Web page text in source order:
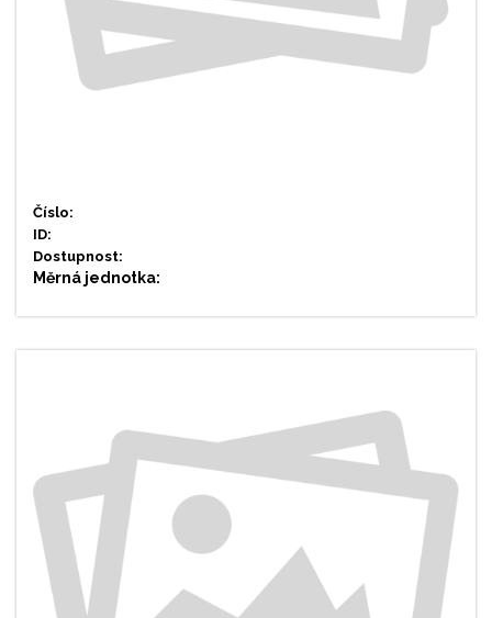
Číslo:
ID:
Dostupnost:
Měrná jednotka: